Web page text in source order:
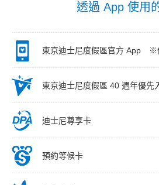
透過 App 使用
東京迪士尼度假區官方 App ※
東京迪士尼度假區 40 週年優先
迪士尼尊享卡
預約等候卡